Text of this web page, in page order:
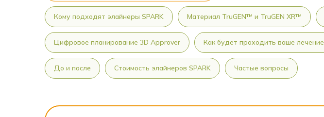
Кому подходят элайнеры SPARK Материал TruGEN™ и TruGEN XR™
Цифровое планирование 3D Approver Как будет проходить ваше лечение
До и после Стоимость элайнеров SPARK Частые вопросы